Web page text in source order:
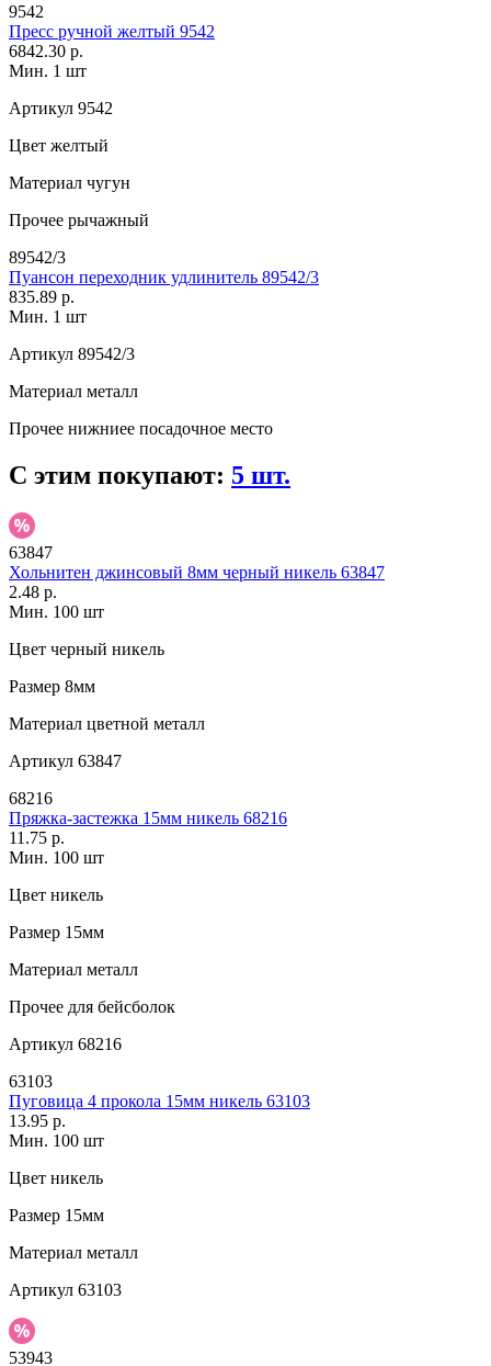
9542
Пресс ручной желтый 9542
6842.30 р.
Мин. 1 шт
Артикул 9542
Цвет желтый
Материал чугун
Прочее рычажный
89542/3
Пуансон переходник удлинитель 89542/3
835.89 р.
Мин. 1 шт
Артикул 89542/3
Материал металл
Прочее нижниее посадочное место
С этим покупают: 5 шт.
63847
Хольнитен джинсовый 8мм черный никель 63847
2.48 р.
Мин. 100 шт
Цвет черный никель
Размер 8мм
Материал цветной металл
Артикул 63847
68216
Пряжка-застежка 15мм никель 68216
11.75 р.
Мин. 100 шт
Цвет никель
Размер 15мм
Материал металл
Прочее для бейсболок
Артикул 68216
63103
Пуговица 4 прокола 15мм никель 63103
13.95 р.
Мин. 100 шт
Цвет никель
Размер 15мм
Материал металл
Артикул 63103
53943